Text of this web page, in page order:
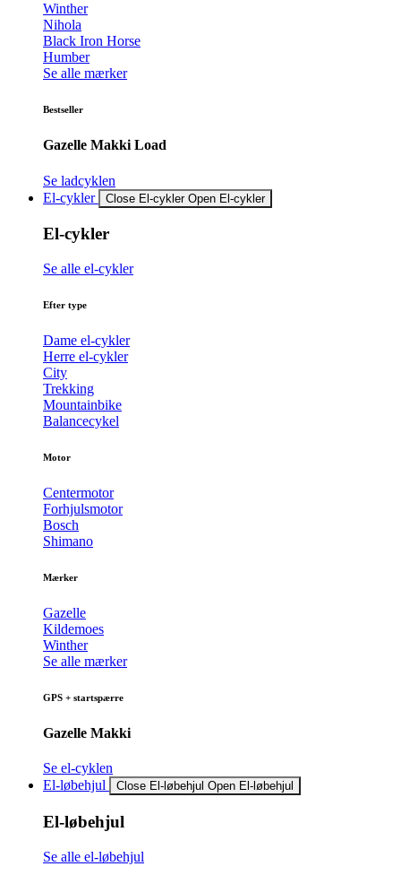
Winther
Nihola
Black Iron Horse
Humber
Se alle mærker
Bestseller
Gazelle Makki Load
Se ladcyklen
El-cykler
Close El-cykler Open El-cykler
El-cykler
Se alle el-cykler
Efter type
Dame el-cykler
Herre el-cykler
City
Trekking
Mountainbike
Balancecykel
Motor
Centermotor
Forhjulsmotor
Bosch
Shimano
Mærker
Gazelle
Kildemoes
Winther
Se alle mærker
GPS + startspærre
Gazelle Makki
Se el-cyklen
El-løbehjul
Close El-løbehjul Open El-løbehjul
El-løbehjul
Se alle el-løbehjul